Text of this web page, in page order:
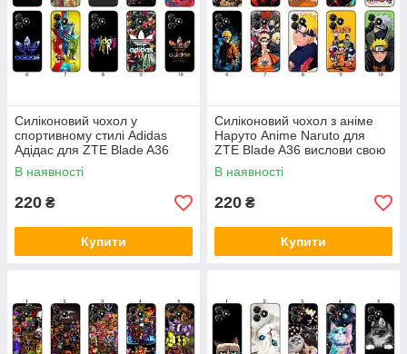
Силіконовий чохол у
спортивному стилі Adidas
Адідас для ZTE Blade A36
лаконічно та динамічно
В наявності
220 ₴
Купити
Силіконовий чохол з аніме
Наруто Anime Naruto для
ZTE Blade A36 вислови свою
фанатську любов
В наявності
220 ₴
Купити